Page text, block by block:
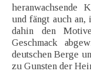
heranwachsende
und fängt auch an,
dahin den
Geschmack
deutschen Berge
zu Gunsten der